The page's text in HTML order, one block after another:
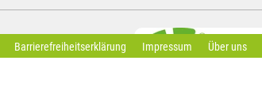
Barrierefreiheitserklärung Impressum Über uns